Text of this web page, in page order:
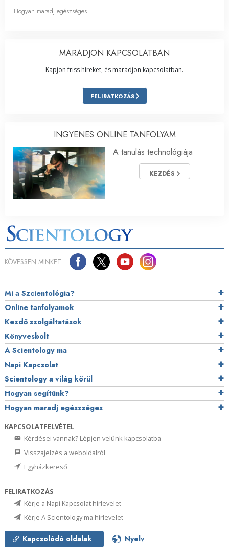
Hogyan maradj egészséges
MARADJON KAPCSOLATBAN
Kapjon friss híreket, és maradjon kapcsolatban.
FELIRATKOZÁS
INGYENES ONLINE TANFOLYAM
A tanulás technológiája
KEZDÉS
KÖVESSEN MINKET
Mi a Szcientológia?
Online tanfolyamok
Kezdő szolgáltatások
Könyvesbolt
A Scientology ma
Napi Kapcsolat
Scientology a világ körül
Hogyan segítünk?
Hogyan maradj egészséges
KAPCSOLATFELVÉTEL
Kérdései vannak? Lépjen velünk kapcsolatba
Visszajelzés a weboldalról
Egyházkereső
FELIRATKOZÁS
Kérje a Napi Kapcsolat hírlevelet
Kérje A Scientology ma hírlevelet
Kapcsolódó oldalak Nyelv